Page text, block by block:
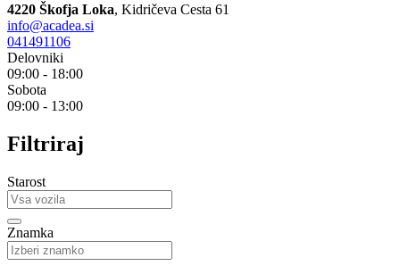
4220 Škofja Loka, Kidričeva Cesta 61
info@acadea.si
041491106
Delovniki
09:00 - 18:00
Sobota
09:00 - 13:00
Filtriraj
Starost
Znamka